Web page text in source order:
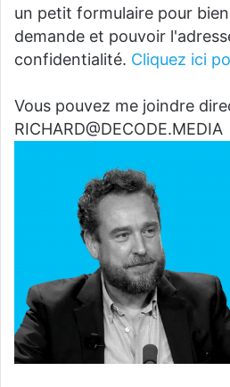
un petit formulaire pour
demande et pouvoir
confidentialité. Cliquez ici
Vous pouvez me joindre
RICHARD@DECODE.MEDIA